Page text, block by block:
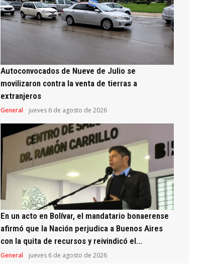
Autoconvocados de Nueve de Julio se
movilizaron contra la venta de tierras a
extranjeros
General jueves 6 de agosto de 2026
En un acto en Bolívar, el mandatario bonaerense
afirmó que la Nación perjudica a Buenos Aires
con la quita de recursos y reivindicó el...
General jueves 6 de agosto de 2026